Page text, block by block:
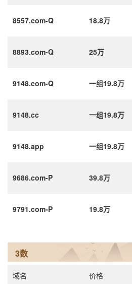
8557.com-Q 18.8万
8893.com-Q 25万
9148.com-Q 一组19.8万
9148.cc 一组19.8万
9148.app 一组19.8万
9686.com-P 39.8万
9791.com-P 19.8万
3数
域名 价格